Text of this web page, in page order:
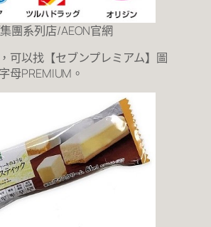
團系列店/AEON官網
可以找【セブンプレミアム】圖
母PREMIUM。